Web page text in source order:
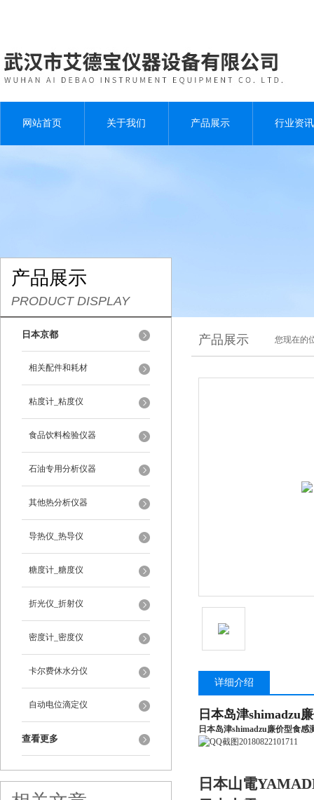
网站首页 关于我们 产品展示 行业资讯
产品展示
PRODUCT DISPLAY
日本京都
相关配件和耗材
粘度计_粘度仪
食品饮料检验仪器
石油专用分析仪器
其他热分析仪器
导热仪_热导仪
糖度计_糖度仪
折光仪_折射仪
密度计_密度仪
卡尔费休水分仪
自动电位滴定仪
查看更多
产品展示 您现在的
详细介绍
日本岛津shimadzu
日本岛津shimadzu廉价型食感
日本山電